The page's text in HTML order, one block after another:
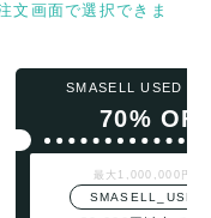
文画面で選択できま
SMASELL USED ま
70%
最大1,000,000円